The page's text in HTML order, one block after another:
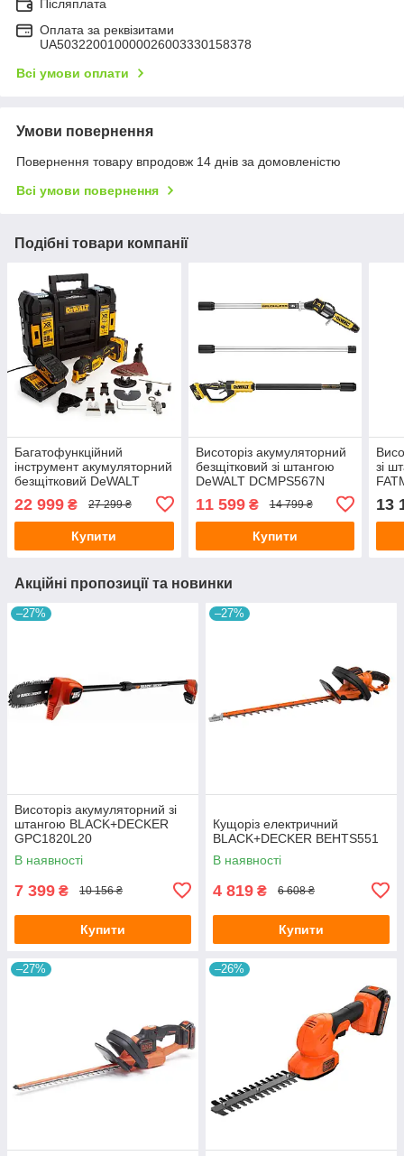
Післяплата
Оплата за реквізитами
UA503220010000026003330158378
Всі умови оплати
Умови повернення
Повернення товару впродовж 14 днів за домовленістю
Всі умови повернення
Подібні товари компанії
Багатофункційний
інструмент акумуляторний
безщітковий DeWALT
22 999 ₴ 27 299 ₴
Купити
Висоторіз акумуляторний
безщітковий зі штангою
DeWALT DCMPS567N
11 599₴ 14 799 ₴
Купити
зі
13
Акційні пропозиції та новинки
–27%
Висоторіз акумуляторний зі
штангою BLACK+DECKER
GPC1820L20
В наявності
7 399 ₴ 10 156 ₴
Купити
–27%
Кущоріз електричний
BLACK+DECKER BEHTS551
В наявності
4 819 ₴ 6 608 ₴
Купити
–27% –26%